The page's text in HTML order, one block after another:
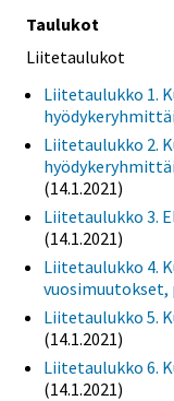
Taulukot
Liitetaulukot
Liitetaulukko 1.
Liitetaulukko 2.
(14.1.2021)
Liitetaulukko 3.
(14.1.2021)
Liitetaulukko 4.
Liitetaulukko 5.
(14.1.2021)
Liitetaulukko 6.
(14.1.2021)